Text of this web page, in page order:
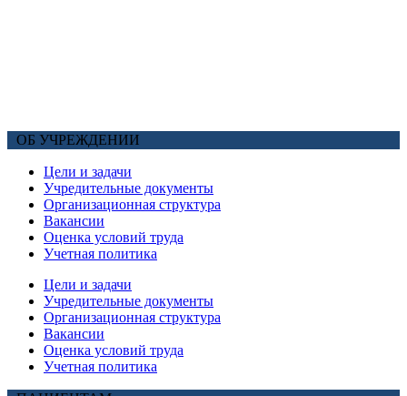
ОБ УЧРЕЖДЕНИИ
Цели и задачи
Учредительные документы
Организационная структура
Вакансии
Оценка условий труда
Учетная политика
Цели и задачи
Учредительные документы
Организационная структура
Вакансии
Оценка условий труда
Учетная политика